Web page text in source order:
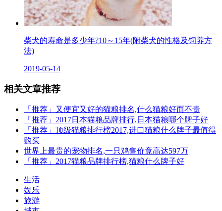
柴犬的寿命是多少年?10～15年(附柴犬的性格及饲养方
法)
2019-05-14
相关文章推荐
「推荐」又便宜又好的猫粮排名,什么猫粮好而不贵
「推荐」2017日本猫粮品牌排行,日本猫粮哪个牌子好
「推荐」顶级猫粮排行榜2017,进口猫粮什么牌子最值得
购买
世界上最贵的宠物排名,一只鸡售价竟高达597万
「推荐」2017猫粮品牌排行榜,猫粮什么牌子好
生活
娱乐
旅游